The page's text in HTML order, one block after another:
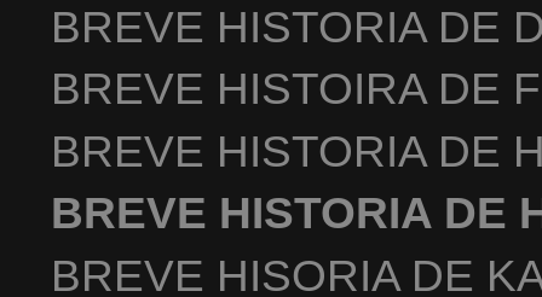
BREVE HISTORIA DE
BREVE HISTOIRA DE
BREVE HISTORIA DE
BREVE HISTORIA DE
BREVE HISORIA DE